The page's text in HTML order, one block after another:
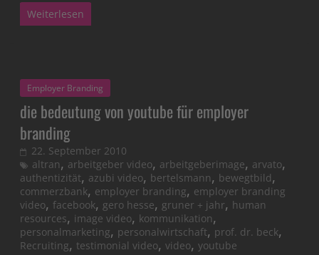
Weiterlesen
Employer Branding
die bedeutung von youtube für employer
branding
22. September 2010
altran, arbeitgeber video, arbeitgeberimage, arvato,
authentizität, azubi video, bertelsmann, bewegtbild,
commerzbank, employer branding, employer branding
video, facebook, gero hesse, gruner + jahr, human
resources, image video, kommunikation,
personalmarketing, personalwirtschaft, prof. dr. beck,
Recruiting,testimonial video,video,youtube